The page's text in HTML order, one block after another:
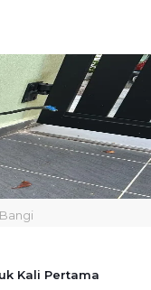
Kali Pertama